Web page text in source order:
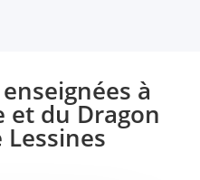
à
et du Dragon